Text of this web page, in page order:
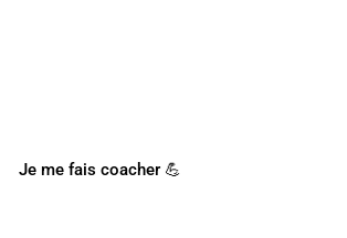
Je me fais coacher 💪